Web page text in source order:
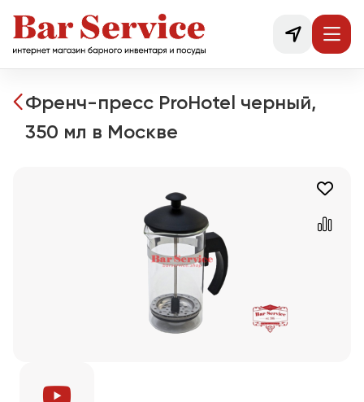
Френч-пресс ProHotel черный,
350 мл в Москве